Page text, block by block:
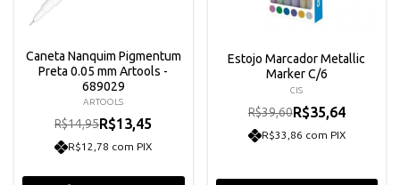
Caneta Nanquim Pigmentum
Preta 0.05 mm Artools -
689029
ARTOOLS
R$14,95R$13,45
R$12,78 com PIX
Estojo Marcador Metallic
Marker C/6
CIS
R$39,60R$35,64
R$33,86 com PIX